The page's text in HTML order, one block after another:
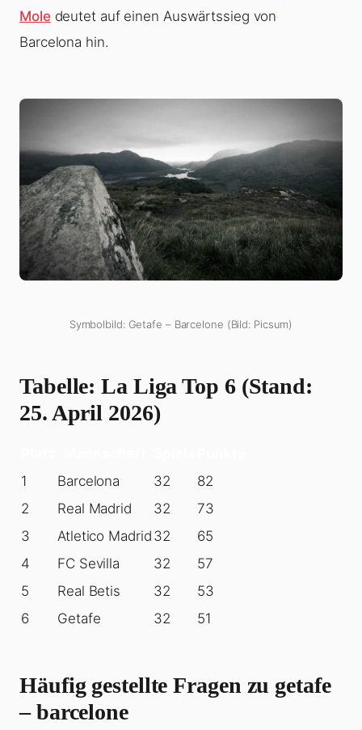
Moledeutet auf einen Auswärtssieg von
Barcelona hin.
Symbolbild: Getafe – Barcelone (Bild: Picsum)
Tabelle: La Liga Top 6 (Stand:
25. April 2026)
1
Barcelona 32
82
2
Real Madrid 32
73
3
Atletico Madrid 32
65
4
FC Sevilla 32
57
5
Real Betis 32
53
6
Getafe 32 51
Häufig gestellte Fragen zu getafe
– barcelone